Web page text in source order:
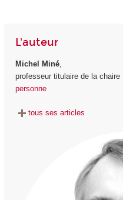
L'auteur
Michel Miné,
professeur titulaire de la chaire
personne
tous ses articles